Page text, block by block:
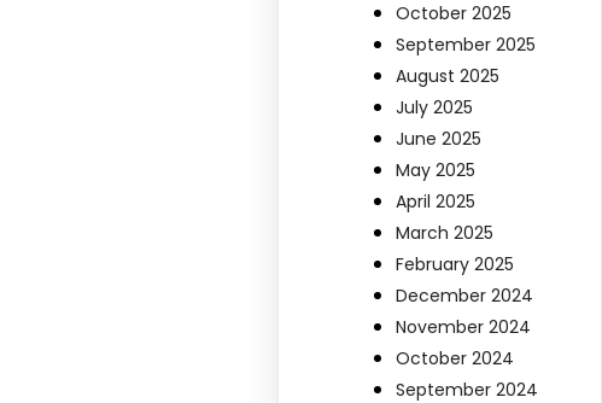
October 2025
September 2025
August 2025
July 2025
June 2025
May 2025
April 2025
March 2025
February 2025
December 2024
November 2024
October 2024
September 2024